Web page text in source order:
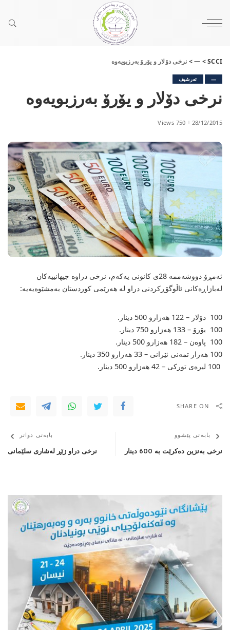
SCCI
>
—
> نرخی دۆلار و یۆرۆ بەرزبویەوە
— ئەرشیف
نرخی دۆلار و یۆرۆ بەرزبویەوە
28/12/2015
750 Views
ئەمڕۆ دووشەممە 28ی كانونی یەكەم، نرخی دراوە جیهانییەکان
لەبازاڕەکانی ئاڵوگۆڕکردنی دراو لە هەرێمی کوردستان بەمشێوەیەیە:
100 دۆلار – 122 هەزارو 500 دینار.
100 یۆرۆ – 133 هەزارو 750 دینار.
100 پاوەن – 182 هەزارو 500 دینار.
100 هەزار تمەنی‌ ئێرانی‌ – 33 هەزارو 350 دینار.
SHARE ON
بابەتی پێشوو
نرخی بەنزین دەكرێت بە 600 دینار
بابەتی دواتر
نرخی دراو زێڕ لەشاری سلێمانی